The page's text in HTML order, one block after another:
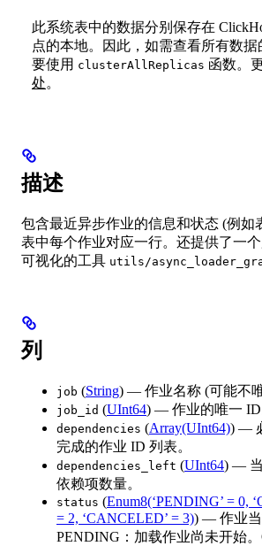
此系统表中的数据分别保存在
点的本地。因此，如需查看所有数
要使用 clusterAllReplicas 函数。
处。
描述
包含最近异步作业的信息和状态 (例如
表中每个作业对应一行。还提供了一
可视化的工具 utils/
列
job (String) — 作业名称 (可能不唯
job_id (UInt64) — 作业的唯一 ID
dependencies (Array(UInt64)) —
完成的作业 ID 列表。
dependencies_left (UInt64) —
依赖项数量。
status (Enum8(‘PENDING’ = 0,
= 2, ‘CANCELED’ = 3)) — 作业当
PENDING：加载作业尚未开始